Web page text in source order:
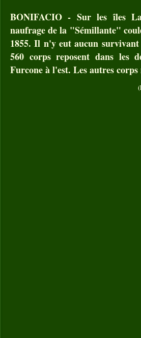
BONIFACIO - Sur les îles
naufrage de la "Sémillante"
1855. Il n'y eut aucun
560 corps reposent dans les
Furcone à l'est. Les autres